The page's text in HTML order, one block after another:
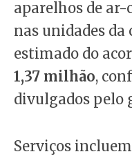
aparelhos de
nas unidades da
estimado do
1,37 milhão,
divulgados pelo
Serviços